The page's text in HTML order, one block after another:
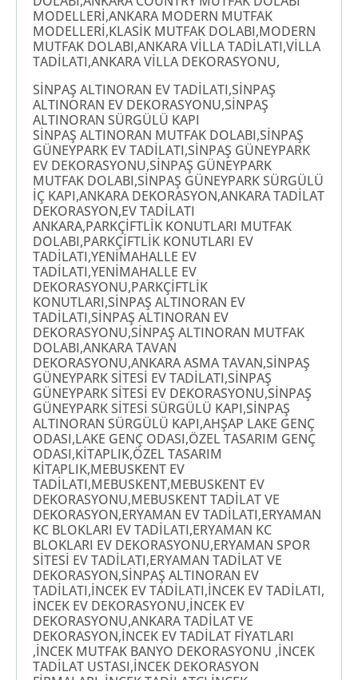
MODELLERİ,ANKARA MODERN MUTFAK
MODELLERİ,KLASİK MUTFAK DOLABI,MODERN
MUTFAK DOLABI,ANKARA VİLLA TADİLATI,VİLLA
TADİLATI,ANKARA VİLLA DEKORASYONU,
SİNPAŞ ALTINORAN EV TADİLATI,SİNPAŞ
ALTINORAN EV DEKORASYONU,SİNPAŞ
ALTINORAN SÜRGÜLÜ KAPI
SİNPAŞ ALTINORAN MUTFAK DOLABI,SİNPAŞ
GÜNEYPARK EV TADİLATI,SİNPAŞ GÜNEYPARK
EV DEKORASYONU,SİNPAŞ GÜNEYPARK
MUTFAK DOLABI,SİNPAŞ GÜNEYPARK SÜRGÜLÜ
İÇ KAPI,ANKARA DEKORASYON,ANKARA TADİLAT
DEKORASYON,EV TADİLATI
ANKARA,PARKÇİFTLİK KONUTLARI MUTFAK
DOLABI,PARKÇİFTLİK KONUTLARI EV
TADİLATI,YENİMAHALLE EV
TADİLATI,YENİMAHALLE EV
DEKORASYONU,PARKÇİFTLİK
KONUTLARI,SİNPAŞ ALTINORAN EV
TADİLATI,SİNPAŞ ALTINORAN EV
DEKORASYONU,SİNPAŞ ALTINORAN MUTFAK
DOLABI,ANKARA TAVAN
DEKORASYONU,ANKARA ASMA TAVAN,SİNPAŞ
GÜNEYPARK SİTESİ EV TADİLATI,SİNPAŞ
GÜNEYPARK SİTESİ EV DEKORASYONU,SİNPAŞ
GÜNEYPARK SİTESİ SÜRGÜLÜ KAPI,SİNPAŞ
ALTINORAN SÜRGÜLÜ KAPI,AHŞAP LAKE GENÇ
ODASI,LAKE GENÇ ODASI,ÖZEL TASARIM GENÇ
ODASI,KİTAPLIK,ÖZEL TASARIM
KİTAPLIK,MEBUSKENT EV
TADİLATI,MEBUSKENT,MEBUSKENT EV
DEKORASYONU,MEBUSKENT TADİLAT VE
DEKORASYON,ERYAMAN EV TADİLATI,ERYAMAN
KC BLOKLARI EV TADİLATI,ERYAMAN KC
BLOKLARI EV DEKORASYONU,ERYAMAN SPOR
SİTESİ EV TADİLATI,ERYAMAN TADİLAT VE
DEKORASYON,SİNPAŞ ALTINORAN EV
TADİLATI,İNCEK EV TADİLATI,İNCEK EV TADİLATI,
İNCEK EV DEKORASYONU,İNCEK EV
DEKORASYONU,ANKARA TADİLAT VE
DEKORASYON,İNCEK EV TADİLAT FİYATLARI
,İNCEK MUTFAK BANYO DEKORASYONU ,İNCEK
TADİLAT USTASI,İNCEK DEKORASYON